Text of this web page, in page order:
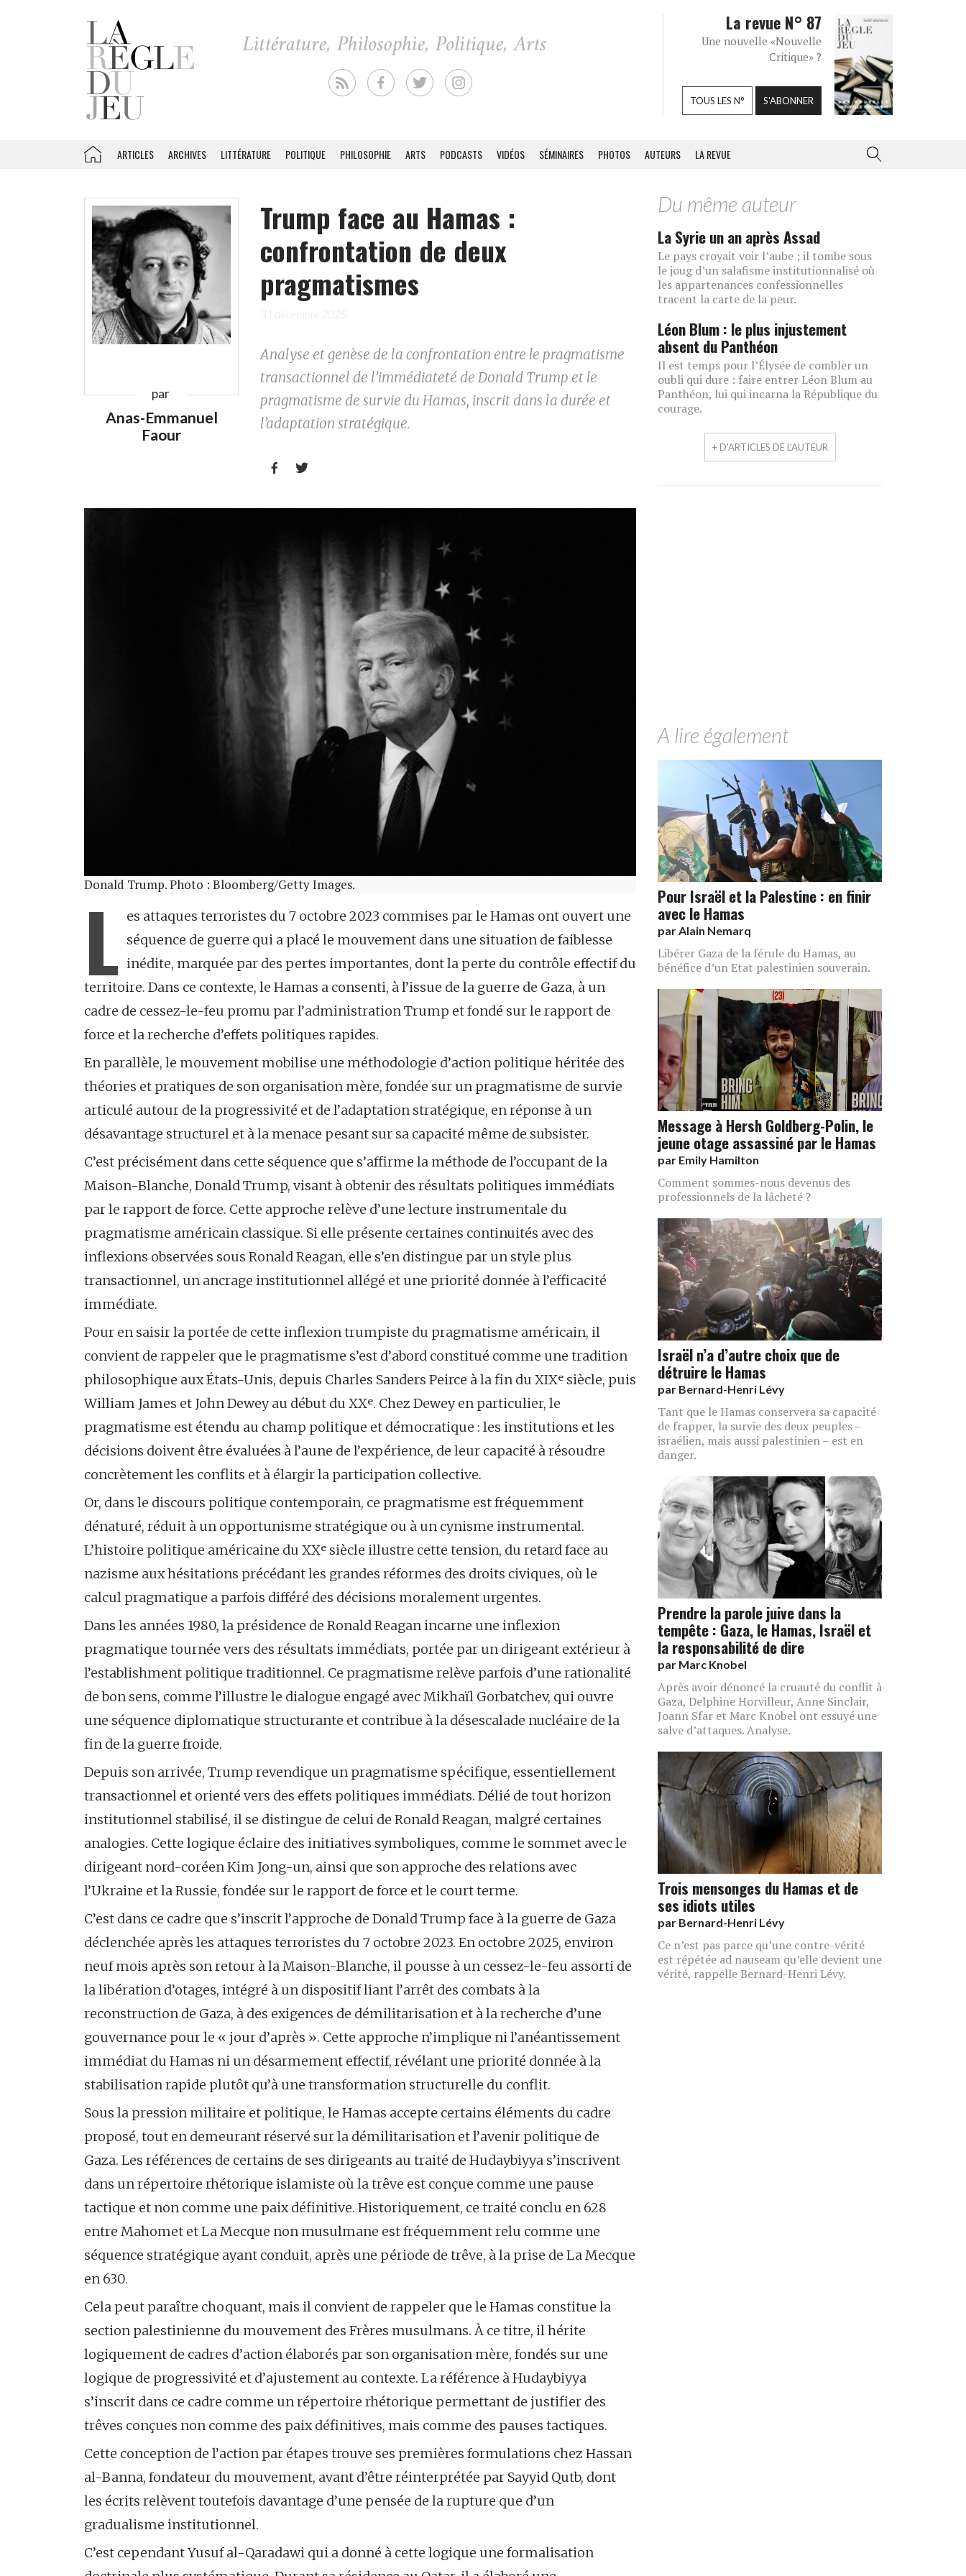
La revue N° 87
Une nouvelle «Nouvelle
Critique» ?
TOUS LES N° S'ABONNER
ARTICLES ARCHIVES LITTÉRATURE POLITIQUE PHILOSOPHIE ARTS PODCASTS VIDÉOS SÉMINAIRES PHOTOS AUTEURS LA REVUE
par
Anas-Emmanuel
Faour
Trump face au Hamas :
confrontation de deux
pragmatismes
31 décembre 2025
Analyse et genèse de la confrontation entre le pragmatisme
transactionnel de l’immédiateté de Donald Trump et le
pragmatisme de survie du Hamas, inscrit dans la durée et
l’adaptation stratégique.
 
Donald Trump. Photo : Bloomberg/Getty Images.
L es attaques terroristes du 7 octobre 2023 commises par le Hamas ont ouvert une
séquence de guerre qui a placé le mouvement dans une situation de faiblesse
inédite, marquée par des pertes importantes, dont la perte du contrôle effectif du
territoire. Dans ce contexte, le Hamas a consenti, à l’issue de la guerre de Gaza, à un
cadre de cessez-le-feu promu par l’administration Trump et fondé sur le rapport de
force et la recherche d’effets politiques rapides.
En parallèle, le mouvement mobilise une méthodologie d’action politique héritée des
théories et pratiques de son organisation mère, fondée sur un pragmatisme de survie
articulé autour de la progressivité et de l’adaptation stratégique, en réponse à un
désavantage structurel et à la menace pesant sur sa capacité même de subsister.
C’est précisément dans cette séquence que s’affirme la méthode de l’occupant de la
Maison-Blanche, Donald Trump, visant à obtenir des résultats politiques immédiats
par le rapport de force. Cette approche relève d’une lecture instrumentale du
pragmatisme américain classique. Si elle présente certaines continuités avec des
inflexions observées sous Ronald Reagan, elle s’en distingue par un style plus
transactionnel, un ancrage institutionnel allégé et une priorité donnée à l’efficacité
immédiate.
Pour en saisir la portée de cette inflexion trumpiste du pragmatisme américain, il
convient de rappeler que le pragmatisme s’est d’abord constitué comme une tradition
philosophique aux États-Unis, depuis Charles Sanders Peirce à la fin du XIXᵉ siècle, puis
William James et John Dewey au début du XXᵉ. Chez Dewey en particulier, le
pragmatisme est étendu au champ politique et démocratique : les institutions et les
décisions doivent être évaluées à l’aune de l’expérience, de leur capacité à résoudre
concrètement les conflits et à élargir la participation collective.
Or, dans le discours politique contemporain, ce pragmatisme est fréquemment
dénaturé, réduit à un opportunisme stratégique ou à un cynisme instrumental.
L’histoire politique américaine du XXᵉ siècle illustre cette tension, du retard face au
nazisme aux hésitations précédant les grandes réformes des droits civiques, où le
calcul pragmatique a parfois différé des décisions moralement urgentes.
Dans les années 1980, la présidence de Ronald Reagan incarne une inflexion
pragmatique tournée vers des résultats immédiats, portée par un dirigeant extérieur à
l’establishment politique traditionnel. Ce pragmatisme relève parfois d’une rationalité
de bon sens, comme l’illustre le dialogue engagé avec Mikhaïl Gorbatchev, qui ouvre
une séquence diplomatique structurante et contribue à la désescalade nucléaire de la
fin de la guerre froide.
Depuis son arrivée, Trump revendique un pragmatisme spécifique, essentiellement
transactionnel et orienté vers des effets politiques immédiats. Délié de tout horizon
institutionnel stabilisé, il se distingue de celui de Ronald Reagan, malgré certaines
analogies. Cette logique éclaire des initiatives symboliques, comme le sommet avec le
dirigeant nord-coréen Kim Jong-un, ainsi que son approche des relations avec
l’Ukraine et la Russie, fondée sur le rapport de force et le court terme.
C’est dans ce cadre que s’inscrit l’approche de Donald Trump face à la guerre de Gaza
déclenchée après les attaques terroristes du 7 octobre 2023. En octobre 2025, environ
neuf mois après son retour à la Maison-Blanche, il pousse à un cessez-le-feu assorti de
la libération d’otages, intégré à un dispositif liant l’arrêt des combats à la
reconstruction de Gaza, à des exigences de démilitarisation et à la recherche d’une
gouvernance pour le « jour d’après ». Cette approche n’implique ni l’anéantissement
immédiat du Hamas ni un désarmement effectif, révélant une priorité donnée à la
stabilisation rapide plutôt qu’à une transformation structurelle du conflit.
Sous la pression militaire et politique, le Hamas accepte certains éléments du cadre
proposé, tout en demeurant réservé sur la démilitarisation et l’avenir politique de
Gaza. Les références de certains de ses dirigeants au traité de Hudaybiyya s’inscrivent
dans un répertoire rhétorique islamiste où la trêve est conçue comme une pause
tactique et non comme une paix définitive. Historiquement, ce traité conclu en 628
entre Mahomet et La Mecque non musulmane est fréquemment relu comme une
séquence stratégique ayant conduit, après une période de trêve, à la prise de La Mecque
en 630.
Cela peut paraître choquant, mais il convient de rappeler que le Hamas constitue la
section palestinienne du mouvement des Frères musulmans. À ce titre, il hérite
logiquement de cadres d’action élaborés par son organisation mère, fondés sur une
logique de progressivité et d’ajustement au contexte. La référence à Hudaybiyya
s’inscrit dans ce cadre comme un répertoire rhétorique permettant de justifier des
trêves conçues non comme des paix définitives, mais comme des pauses tactiques.
Cette conception de l’action par étapes trouve ses premières formulations chez Hassan
al-Banna, fondateur du mouvement, avant d’être réinterprétée par Sayyid Qutb, dont
les écrits relèvent toutefois davantage d’une pensée de la rupture que d’un
gradualisme institutionnel.
C’est cependant Yusuf al-Qaradawi qui a donné à cette logique une formalisation
Du même auteur
La Syrie un an après Assad
Le pays croyait voir l’aube ; il tombe sous
le joug d’un salafisme institutionnalisé où
les appartenances confessionnelles
tracent la carte de la peur.
Léon Blum : le plus injustement
absent du Panthéon
Il est temps pour l’Élysée de combler un
oubli qui dure : faire entrer Léon Blum au
Panthéon, lui qui incarna la République du
courage.
+ D'ARTICLES DE L'AUTEUR
A lire également
Pour Israël et la Palestine : en finir
avec le Hamas
par Alain Nemarq
Libérer Gaza de la férule du Hamas, au
bénéfice d’un Etat palestinien souverain.
Message à Hersh Goldberg-Polin, le
jeune otage assassiné par le Hamas
par Emily Hamilton
Comment sommes-nous devenus des
professionnels de la lâcheté ?
Israël n’a d’autre choix que de
détruire le Hamas
par Bernard-Henri Lévy
Tant que le Hamas conservera sa capacité
de frapper, la survie des deux peuples –
israélien, mais aussi palestinien – est en
danger.
Prendre la parole juive dans la
tempête : Gaza, le Hamas, Israël et
la responsabilité de dire
par Marc Knobel
Après avoir dénoncé la cruauté du conflit à
Gaza, Delphine Horvilleur, Anne Sinclair,
Joann Sfar et Marc Knobel ont essuyé une
salve d’attaques. Analyse.
Trois mensonges du Hamas et de
ses idiots utiles
par Bernard-Henri Lévy
Ce n’est pas parce qu’une contre-vérité
est répétée ad nauseam qu’elle devient une
vérité, rappelle Bernard-Henri Lévy.